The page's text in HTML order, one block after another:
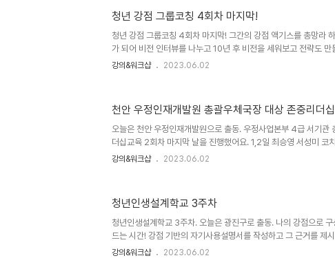
뵙던 코치님들을 서로 알아보고 알아봐주고 하는 경험도 재밌었네
을 좀 더 유연하게, 풍성하게 만들수 있을거 같아 신났네요.
청년 강점 그룹코칭 4회차 마지막!
청년 강점 그룹코칭 4회차 마지막! 그간의 강점 액기스를 총망라
가 되어 비전 인터뷰를 나누고 10년 후 비전을 세워보고 전략도 만
비전트리를 그려보며 시각화도 해봤네요. 4주간 나를 이해하는데
강의&워크샵 2023.06.02
천안 우정인재개발원 총괄우체국장 대상 존중리더십
오늘은 천안 우정인재개발원으로 출동. 우정사업본부 4급 서기관
더십교육 2회차 마지막 날을 진행했어요. 1,2일 최승영 서성미 코
는 즐겁게 마무리 했네요. 지난 2일 과정을 총망라한 변화 실천 사
이팅 #블루밍경영연구소 #우정사업본부 #4급 #존중리더십
미코치 #이진선코치 #최승영코치
강의&워크샵 2023.06.02
청년인생설계학교 3주차
청년인생설계학교 3주차. 오늘은 광진구로 출동. 나의 강점으로
드는 시간! 강점 기반의 자기사용설명서를 작성하고 그 근거를 제
개서가 되겠지요?
강의&워크샵 2023.06.02